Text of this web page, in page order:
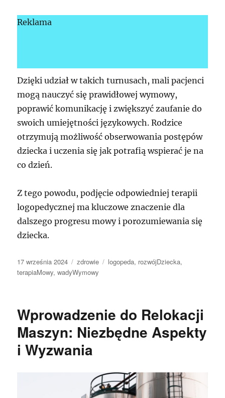
Reklama
Dzięki udział w takich turnusach, mali pacjenci
mogą nauczyć się prawidłowej wymowy,
poprawić komunikację i zwiększyć zaufanie do
swoich umiejętności językowych. Rodzice
otrzymują możliwość obserwowania postępów
dziecka i uczenia się jak potrafią wspierać je na
co dzień.
Z tego powodu, podjęcie odpowiedniej terapii
logopedycznej ma kluczowe znaczenie dla
dalszego progresu mowy i porozumiewania się
dziecka.
Data
publikacji
17 września 2024 Kategorie
zdrowie Tagi
logopeda, rozwójDziecka,
terapiaMowy,wadyWymowy
Wprowadzenie do Relokacji
Maszyn: Niezbędne Aspekty
i Wyzwania